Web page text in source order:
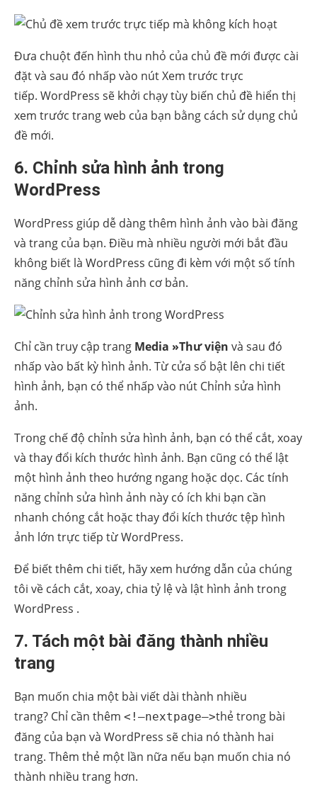
Đưa chuột đến hình thu nhỏ của chủ đề mới được cài
đặt và sau đó nhấp vào nút Xem trước trực
tiếp. WordPress sẽ khởi chạy tùy biến chủ đề hiển thị
xem trước trang web của bạn bằng cách sử dụng chủ
đề mới.
6. Chỉnh sửa hình ảnh trong
WordPress
WordPress giúp dễ dàng thêm hình ảnh vào bài đăng
và trang của bạn. Điều mà nhiều người mới bắt đầu
không biết là WordPress cũng đi kèm với một số tính
năng chỉnh sửa hình ảnh cơ bản.
Chỉ cần truy cập trang Media »Thư viện và sau đó
nhấp vào bất kỳ hình ảnh. Từ cửa sổ bật lên chi tiết
hình ảnh, bạn có thể nhấp vào nút Chỉnh sửa hình
ảnh.
Trong chế độ chỉnh sửa hình ảnh, bạn có thể cắt, xoay
và thay đổi kích thước hình ảnh. Bạn cũng có thể lật
một hình ảnh theo hướng ngang hoặc dọc. Các tính
năng chỉnh sửa hình ảnh này có ích khi bạn cần
nhanh chóng cắt hoặc thay đổi kích thước tệp hình
ảnh lớn trực tiếp từ WordPress.
Để biết thêm chi tiết, hãy xem hướng dẫn của chúng
tôi về cách cắt, xoay, chia tỷ lệ và lật hình ảnh trong
WordPress .
7. Tách một bài đăng thành nhiều
trang
Bạn muốn chia một bài viết dài thành nhiều
trang? Chỉ cần thêm <!–nextpage–>thẻ trong bài
đăng của bạn và WordPress sẽ chia nó thành hai
trang. Thêm thẻ một lần nữa nếu bạn muốn chia nó
thành nhiều trang hơn.